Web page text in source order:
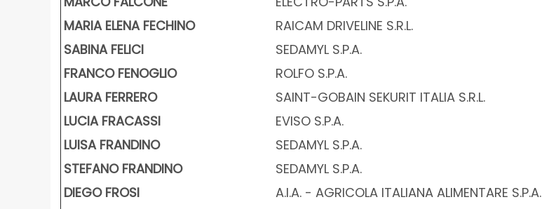
MARIA ELENA FECHINO
RAICAM DRIVELINE S.R.L.
SABINA FELICI
SEDAMYL S.P.A.
FRANCO FENOGLIO
ROLFO S.P.A.
LAURA FERRERO
SAINT-GOBAIN SEKURIT ITALIA S.R.L.
LUCIA FRACASSI
EVISO S.P.A.
LUISA FRANDINO
SEDAMYL S.P.A.
STEFANO FRANDINO
SEDAMYL S.P.A.
DIEGO FROSI
A.I.A. - AGRICOLA ITALIANA ALIMENTARE S.P.A.